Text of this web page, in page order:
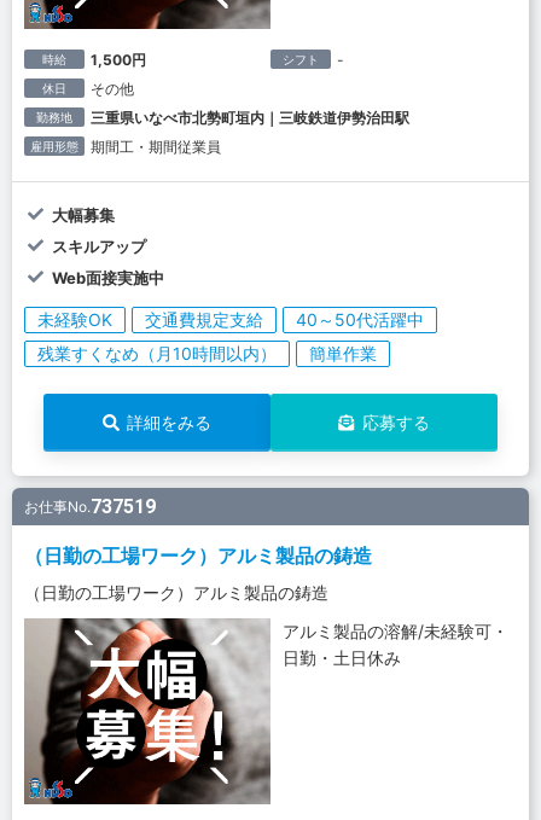
時給 1,500円 シフト -
休日 その他
勤務地 三重県いなべ市北勢町垣内｜三岐鉄道伊勢治田駅
雇用形態 期間工・期間従業員
大幅募集
スキルアップ
Web面接実施中
未経験OK 交通費規定支給
40～50代活躍中
残業すくなめ（月10時間以内）
簡単作業
詳細をみる 応募する
お仕事No.737519
（日勤の工場ワーク）アルミ製品の鋳造
（日勤の工場ワーク）アルミ製品の鋳造
アルミ製品の溶解/未経験可・
日勤・土日休み